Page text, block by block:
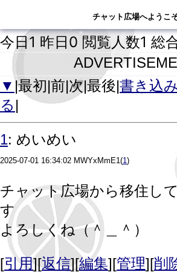
チャット広場へようこ
チャット広場へようこ
今日1 昨日0 閲覧人数1 総
▼ |最初|前|次|最後|書き込み
る |
1: めいめい
2025-07-01 16:34:02 MWYxMmE1(1)
チャット広場から移住し
す
よろしくね（＾＿＾）
[引用][返信][編集][管理][削